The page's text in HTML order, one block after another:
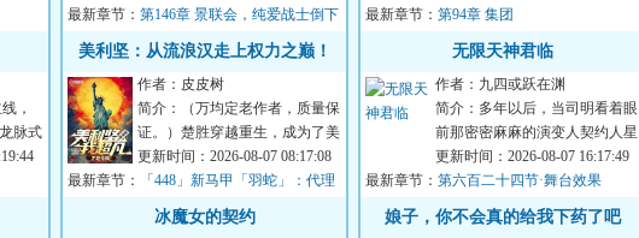
，
脉式
噩梦
这里工业体系崩塌...
最新章节： 第146章 景联会，纯爱战士倒下
了（求月票）
美利坚：从流浪汉走上权力之巅！
作者：皮皮树
简介：（万均定老作者，质量保
证。）楚胜穿越重生，成为了美
利坚的一个流浪汉。「叮……打
野系统，绑定中...
更新时间：2026-08-07 08:17:08
最新章节：
「448」新马甲「羽蛇」：代理
人，你愿意背负命运重任，成为墨西哥英
冰魔女的契约
干年后有人问：...
最新章节： 第94章 集团
无限天神君临
作者：九四或跃在渊
简介：多年以后，当司明看着眼
前那密密麻麻的演变人契约人星
级人天关人时。他准会想起自己
因为受不了零七...
更新时间：2026-08-07 16:17:49
最新章节： 第六百二十四节·舞台效果
娘子，你不会真的给我下药了吧